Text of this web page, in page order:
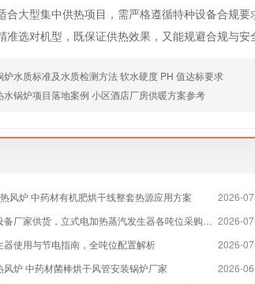
合大型集中供热项目，需严格遵循特种设备合规
准选对机型，既保证供热效果，又能规避合规与安
炉水质标准及水质检测方法 软水硬度 PH 值达标要求
水锅炉项目落地案例 小区酒店厂房供暖方案参考
2026-
风炉 中药材有机肥烘干线整套热源应用方案
2026-
厂家供货，立式电加热蒸汽发生器各吨位采购成本分析
2026-
器使用与节电指南，全吨位配置解析
2026-
风炉 中药材菌棒烘干风管安装锅炉厂家